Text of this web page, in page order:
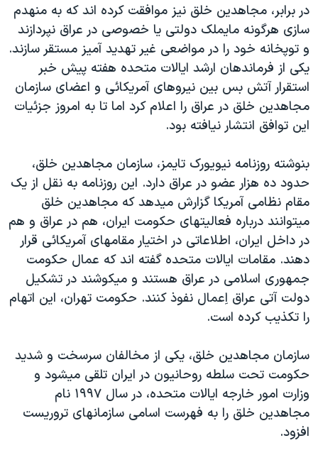
آرشیو پخش زنده
مجموعه مستندهای دادخواهی
تریبونال مردمی آبان ۹۸
دادگاه حمید نوری
چهل سال گروگان‌گیری
قانون شفافیت دارائی کادر رهبری ایران
اسرائیل در جنگ
نرگس محمدی برنده جایزه نوبل صلح
همایش محافظه‌کاران آمریکا «سی‌پک»
صفحه‌های ویژه
سفر پرزیدنت ترامپ به چین
در برابر، مجاهدين خلق نيز موافقت کرده اند که به منهدم
سازی هرگونه مايملک دولتی يا خصوصی در عراق نپردازند
و توپخانه خود را در مواضعی غير تهديد آميز مستقر سازند.
يکی از فرماندهان ارشد ايالات متحده هفته پيش خبر
استقرار آتش بس بين نيروهای آمريکائی و اعضای سازمان
مجاهدين خلق در عراق را اعلام کرد اما تا به امروز جزئيات
اين توافق انتشار نيافته بود.
بنوشته روزنامه نيويورک تايمز، سازمان مجاهدين خلق،
حدود ده هزار عضو در عراق دارد. اين روزنامه به نقل از يک
مقام نظامی آمريکا گزارش ميدهد که مجاهدين خلق
ميتوانند درباره فعاليتهای حکومت ايران، هم در عراق و هم
در داخل ايران، اطلاعاتی در اختيار مقامهای آمريکائی قرار
دهند. مقامات ايالات متحده گفته اند که عمال حکومت
جمهوری اسلامی در عراق هستند و ميکوشند در تشکيل
دولت آتی عراق اِعمال نفوذ کنند. حکومت تهران، اين اتهام
را تکذيب کرده است.
سازمان مجاهدين خلق، يکی از مخالفان سرسخت و شديد
حکومت تحت سلطه روحانيون در ايران تلقی ميشود و
وزارت امور خارجه ايالات متحده، در سال ۱۹۹۷ نام
مجاهدين خلق را به فهرست اسامی سازمانهای تروريست
افزود.